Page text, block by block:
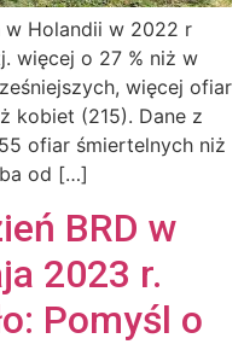
w Holandii w 2022 r
więcej o 27 % niż w
więcej ofiar
kobiet (215). Dane z
ofiar śmiertelnych niż
od […]
BRD w
2023 r.
Pomyśl o